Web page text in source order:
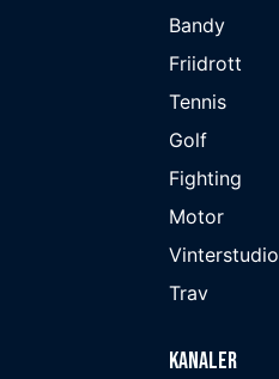
Bandy
Friidrott
Tennis
Golf
Fighting
Motor
Vinterstudio
Trav
Kanaler